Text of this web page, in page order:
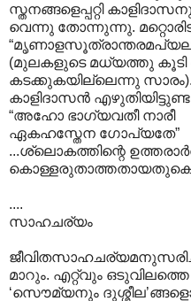
സ്തനങ്ങളെപ്പറ്റി
വെന്നു തോന്നുന്നു.
(മുലകളുടെ മധ്യത്തു
കടക്കുകയില്ലെന്നു
കാളിദാസന്‍
“അഹോ ഭാഗ്യവതീ നാരീ
ഏകഹസ്തേന ഗോപ്യതേ”
...ശ്ലൊകത്തിന്റെ
....
സാഹചര്യം
മാറും. എറ്റ്വും
‘സൌമ്യനും